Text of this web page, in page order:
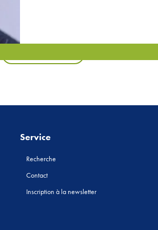
Service
Recherche
Contact
Inscription à la newsletter